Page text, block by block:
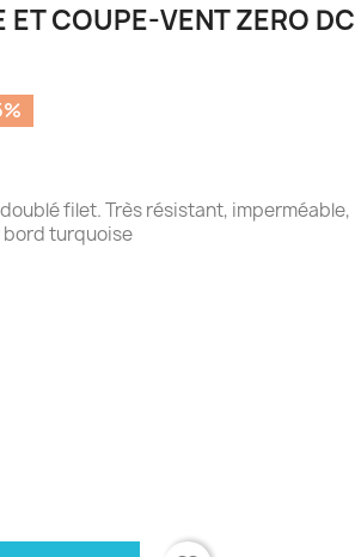
ET COUPE-VENT ZERO DC
filet. Très résistant, imperméable,
turquoise